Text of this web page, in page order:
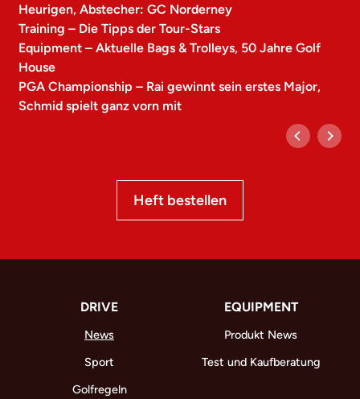
Heurigen, Abstecher: GC Norderney
Training – Die Tipps der Tour-Stars
Equipment – Aktuelle Bags & Trolleys, 50 Jahre Golf
House
PGA Championship – Rai gewinnt sein erstes Major,
Schmid spielt ganz vorn mit
Heft bestellen
DRIVE
News
Sport
Golfregeln
EQUIPMENT
Produkt News
Test und Kaufberatung